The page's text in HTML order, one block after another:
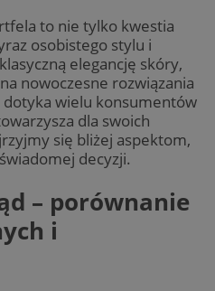
to nie tylko kwestia
osobistego stylu i
elegancję skóry,
nowoczesne rozwiązania
wielu konsumentów
dla swoich
się bliżej aspektom,
decyzji.
– porównanie
i